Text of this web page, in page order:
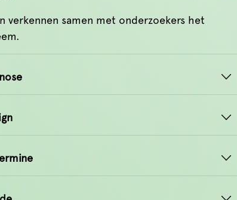
verkennen samen met onderzoekers het